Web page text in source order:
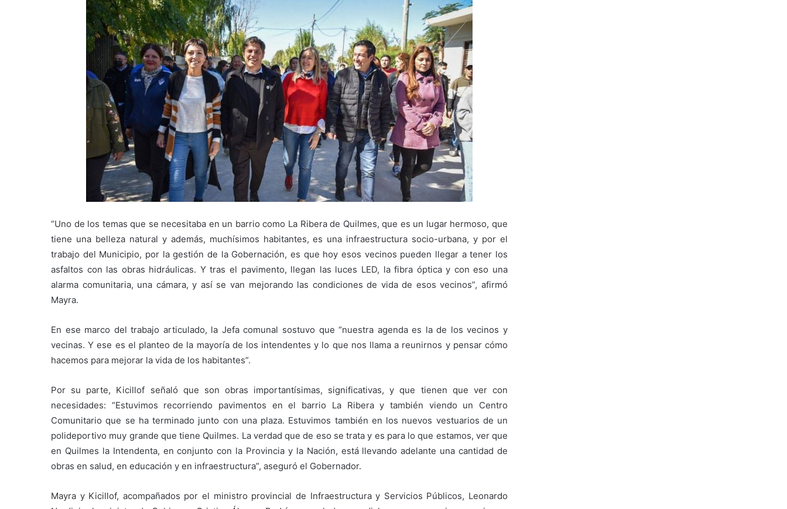
“Uno de los temas que se necesitaba en un barrio como La Ribera de Quilmes, que es un lugar hermoso, que
tiene una belleza natural y además, muchísimos habitantes, es una infraestructura socio-urbana, y por el
trabajo del Municipio, por la gestión de la Gobernación, es que hoy esos vecinos pueden llegar a tener los
asfaltos con las obras hidráulicas. Y tras el pavimento, llegan las luces LED, la fibra óptica y con eso una
alarma comunitaria, una cámara, y así se van mejorando las condiciones de vida de esos vecinos”, afirmó
Mayra.
En ese marco del trabajo articulado, la Jefa comunal sostuvo que “nuestra agenda es la de los vecinos y
vecinas. Y ese es el planteo de la mayoría de los intendentes y lo que nos llama a reunirnos y pensar cómo
hacemos para mejorar la vida de los habitantes”.
Por su parte, Kicillof señaló que son obras importantísimas, significativas, y que tienen que ver con
necesidades: “Estuvimos recorriendo pavimentos en el barrio La Ribera y también viendo un Centro
Comunitario que se ha terminado junto con una plaza. Estuvimos también en los nuevos vestuarios de un
polideportivo muy grande que tiene Quilmes. La verdad que de eso se trata y es para lo que estamos, ver que
en Quilmes la Intendenta, en conjunto con la Provincia y la Nación, está llevando adelante una cantidad de
obras en salud, en educación y en infraestructura”, aseguró el Gobernador.
Mayra y Kicillof, acompañados por el ministro provincial de Infraestructura y Servicios Públicos, Leonardo